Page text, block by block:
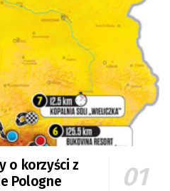
o korzyści z
Pologne